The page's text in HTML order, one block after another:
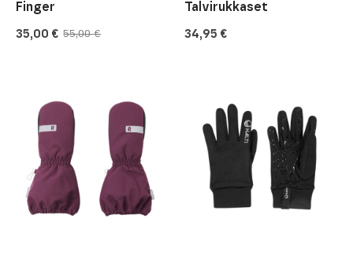
55,00€
Alkuperäinen
35,00 €
Nykyinen
Finger
34,95 €
Talvirukkaset